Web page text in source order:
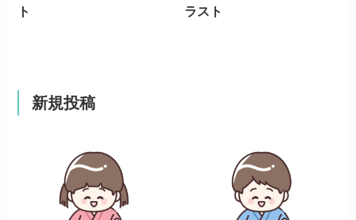
ト
ラスト
新規投稿